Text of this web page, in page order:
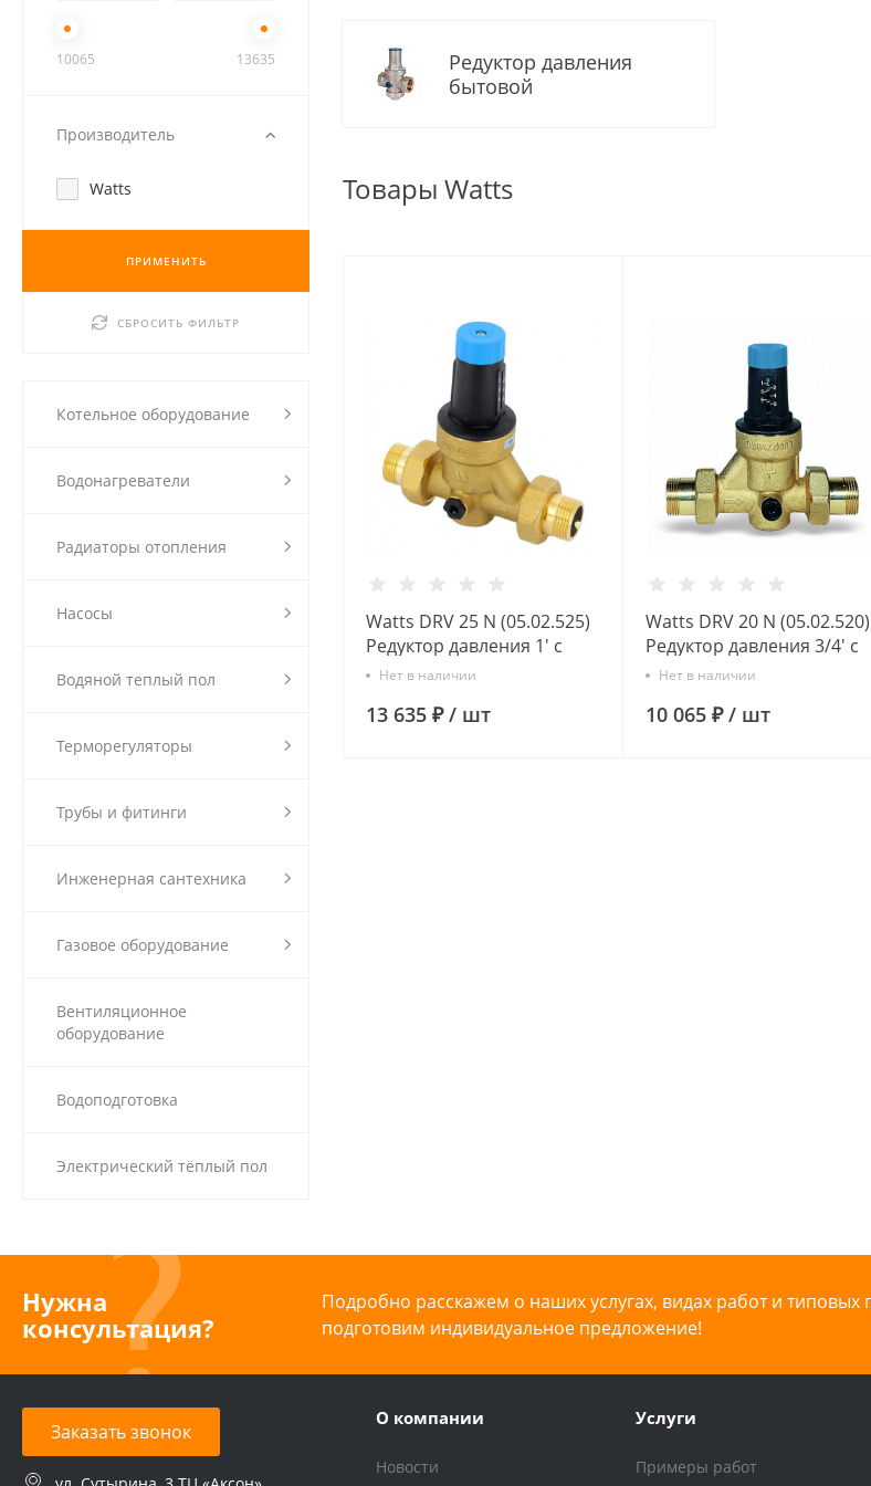
10065 13635
Производитель
Watts
ПРИМЕНИТЬ
СБРОСИТЬ ФИЛЬТР
Котельное оборудование
Водонагреватели
Радиаторы отопления
Насосы
Водяной теплый пол
Терморегуляторы
Трубы и фитинги
Инженерная сантехника
Газовое оборудование
Вентиляционное
оборудование
Водоподготовка
Электрический тёплый пол
Редуктор давления
бытовой
Товары Watts
Watts DRV 25 N (05.02.525)
Редуктор давления 1' с
регулятором и шкалой
Нет в наличии
13 635 ₽/ шт
Watts DRV 20 N (05.02.520)
Редуктор давления 3/4' с
регулятором и шкалой
Нет в наличии
10 065 ₽/ шт
Нужна
консультация?
Подробно расскажем о наших услугах, видах работ и типовых
подготовим индивидуальное предложение!
Заказать звонок
О компании
Новости
Услуги
Примеры работ